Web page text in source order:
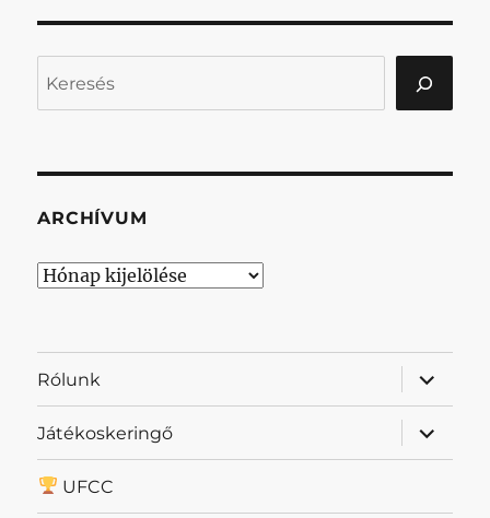
ARCHÍVUM
Archívum
Rólunk
almenü
Játékoskeringő
almenü
UFCC